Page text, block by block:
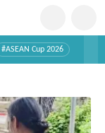
#ASEAN Cup 2026